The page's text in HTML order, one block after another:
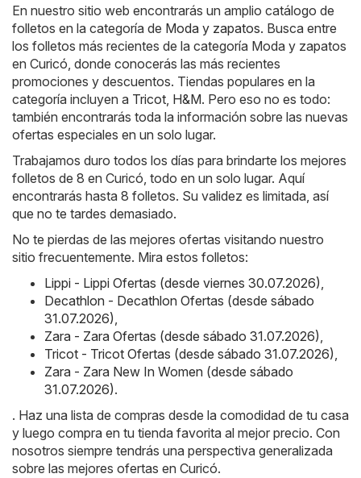
En nuestro sitio web encontrarás un amplio catálogo de
folletos en la categoría de Moda y zapatos. Busca entre
los folletos más recientes de la categoría Moda y zapatos
en Curicó, donde conocerás las más recientes
promociones y descuentos. Tiendas populares en la
categoría incluyen a Tricot, H&M. Pero eso no es todo:
también encontrarás toda la información sobre las nuevas
ofertas especiales en un solo lugar.
Trabajamos duro todos los días para brindarte los mejores
folletos de 8 en Curicó, todo en un solo lugar. Aquí
encontrarás hasta 8 folletos. Su validez es limitada, así
que no te tardes demasiado.
No te pierdas de las mejores ofertas visitando nuestro
sitio frecuentemente. Mira estos folletos:
Lippi - Lippi Ofertas (desde viernes 30.07.2026),
Decathlon - Decathlon Ofertas (desde sábado
31.07.2026),
Zara - Zara Ofertas (desde sábado 31.07.2026),
Tricot - Tricot Ofertas (desde sábado 31.07.2026),
Zara - Zara New In Women (desde sábado
31.07.2026).
. Haz una lista de compras desde la comodidad de tu casa
y luego compra en tu tienda favorita al mejor precio. Con
nosotros siempre tendrás una perspectiva generalizada
sobre las mejores ofertas en Curicó.